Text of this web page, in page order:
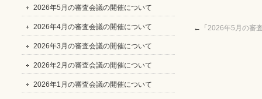
←「 2026年5月の審
2026年5月の審査会議の開催について
2026年4月の審査会議の開催について
2026年3月の審査会議の開催について
2026年2月の審査会議の開催について
2026年1月の審査会議の開催について